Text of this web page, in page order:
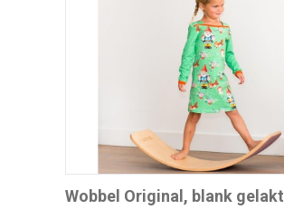
Wobbel Original, blank gelakt